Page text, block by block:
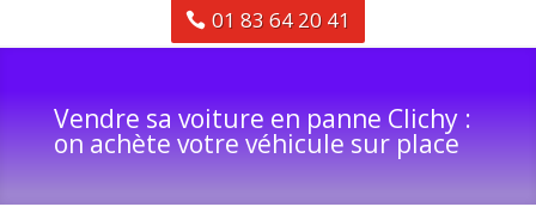
01 83 64 20 41
Vendre sa voiture en panne Clichy :
on achète votre véhicule sur place